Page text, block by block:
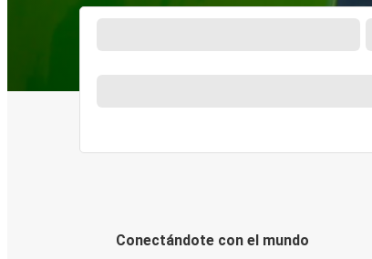
Conectándote con el mundo